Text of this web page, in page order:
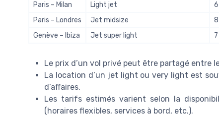
Paris – Milan
Light jet 6
Paris – Londres
Jet midsize 8
Genève – Ibiza
Jet super light 7
Le prix d’un vol privé peut être partagé entre
La location d’un jet light ou very light est
d’affaires.
Les tarifs estimés varient selon la
(horaires flexibles, services à bord, etc.).